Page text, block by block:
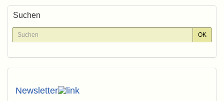
Suchen
Newsletter